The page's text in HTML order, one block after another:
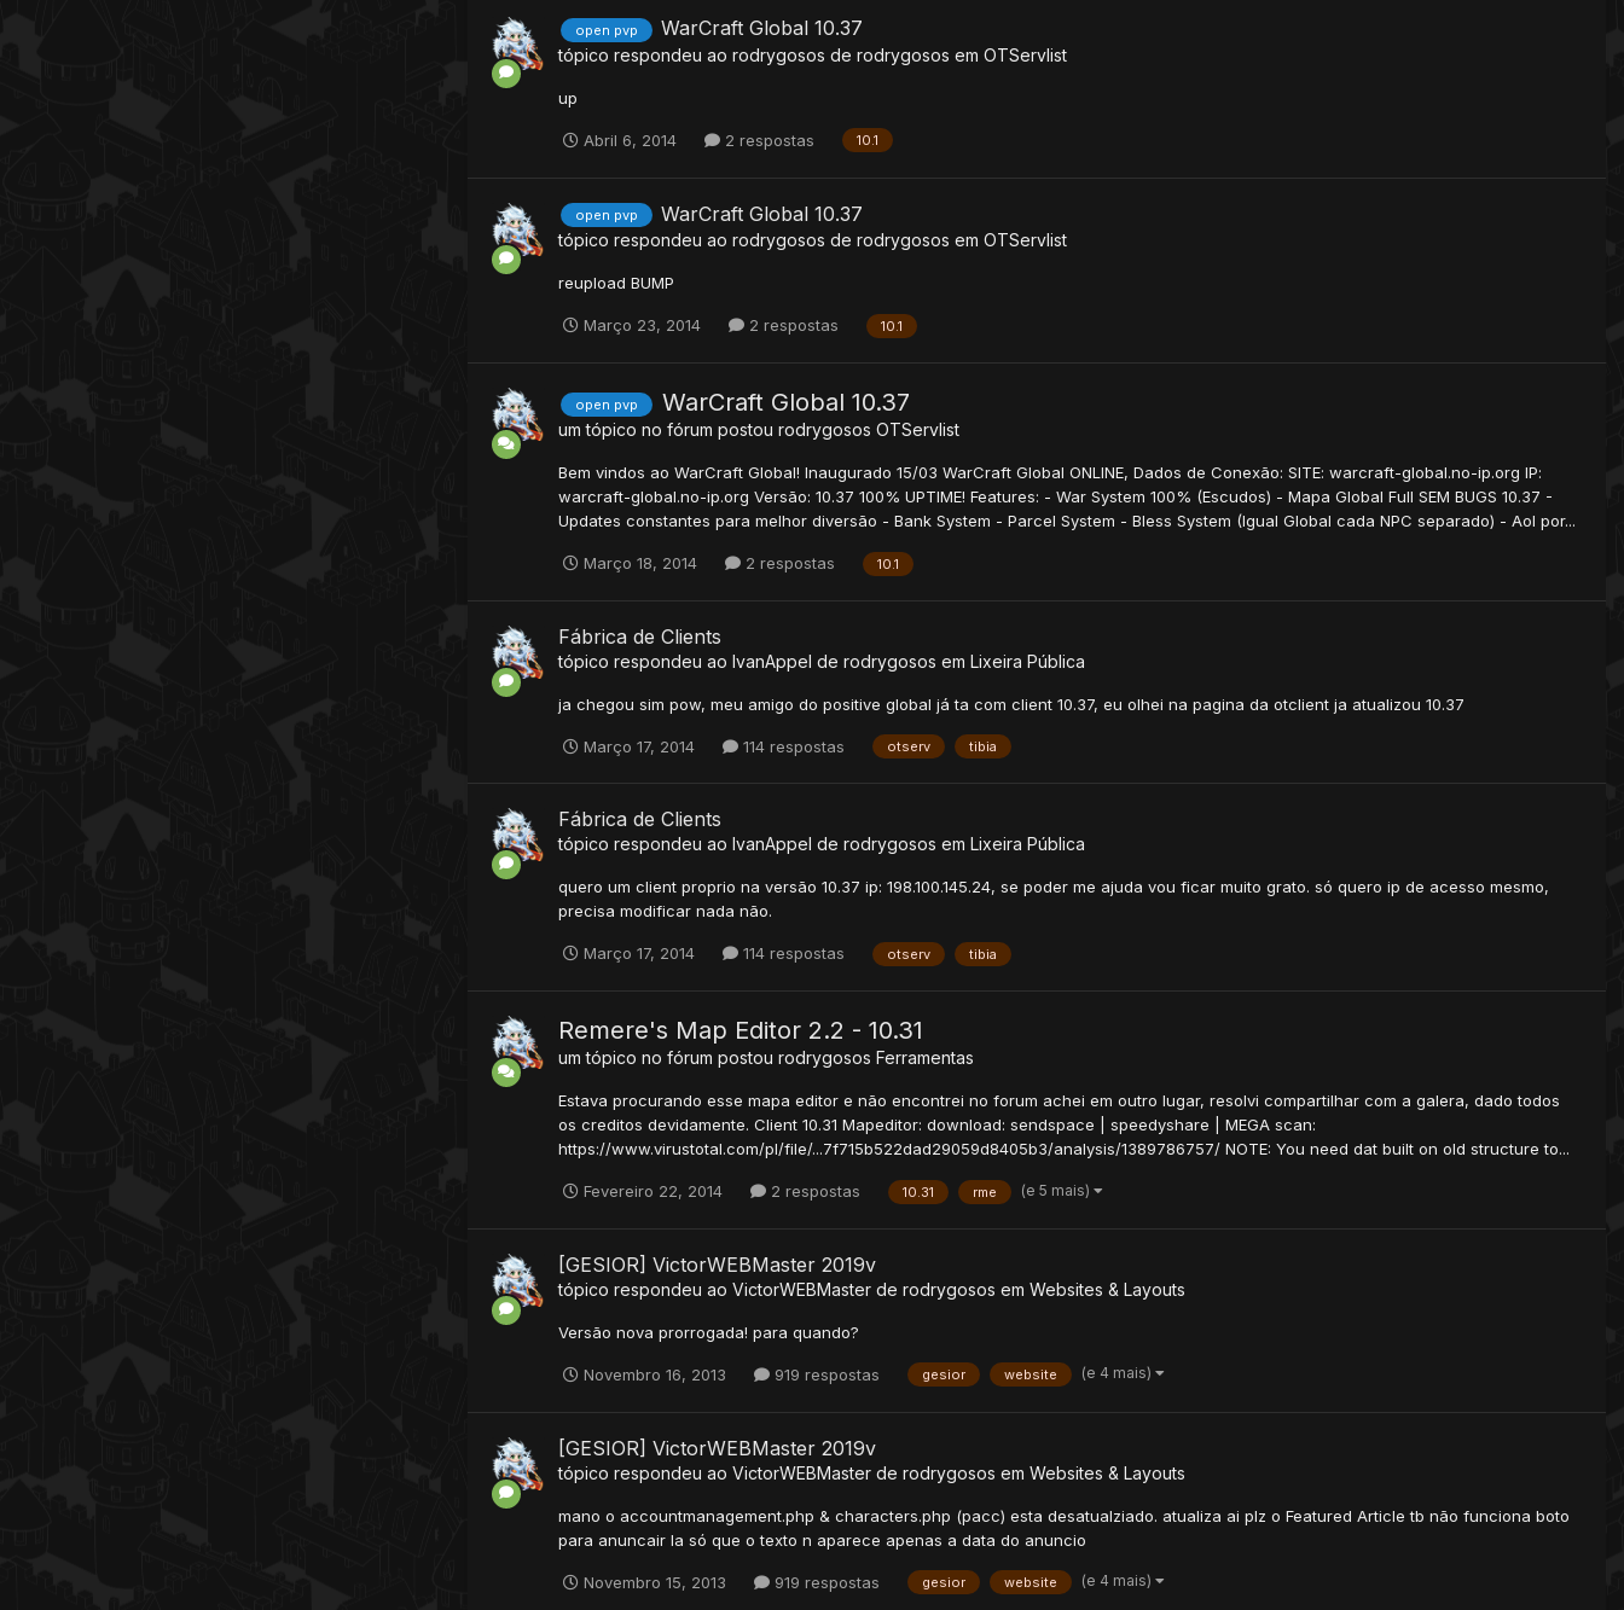
open pvp WarCraft Global 10.37
tópico respondeu ao rodrygosos de rodrygosos em OTServlist
up
Abril 6, 2014 2 respostas 10.1
open pvp WarCraft Global 10.37
tópico respondeu ao rodrygosos de rodrygosos em OTServlist
reupload BUMP
Março 23, 2014 2 respostas 10.1
open pvp WarCraft Global 10.37
um tópico no fórum postou rodrygosos OTServlist
Bem vindos ao WarCraft Global! Inaugurado 15/03 WarCraft Global ONLINE, Dados de Conexão: SITE: warcraft-global.no-ip.org IP:
warcraft-global.no-ip.org Versão: 10.37 100% UPTIME! Features: - War System 100% (Escudos) - Mapa Global Full SEM BUGS 10.37 -
Updates constantes para melhor diversão - Bank System - Parcel System - Bless System (Igual Global cada NPC separado) - Aol por...
Março 18, 2014 2 respostas 10.1
Fábrica de Clients
tópico respondeu ao IvanAppel de rodrygosos em Lixeira Pública
ja chegou sim pow, meu amigo do positive global já ta com client 10.37, eu olhei na pagina da otclient ja atualizou 10.37
Março 17, 2014 114 respostas otserv tibia
Fábrica de Clients
tópico respondeu ao IvanAppel de rodrygosos em Lixeira Pública
quero um client proprio na versão 10.37 ip: 198.100.145.24, se poder me ajuda vou ficar muito grato. só quero ip de acesso mesmo,
precisa modificar nada não.
Março 17, 2014 114 respostas otserv tibia
Remere's Map Editor 2.2 - 10.31
um tópico no fórum postou rodrygosos Ferramentas
Estava procurando esse mapa editor e não encontrei no forum achei em outro lugar, resolvi compartilhar com a galera, dado todos
os creditos devidamente. Client 10.31 Mapeditor: download: sendspace | speedyshare | MEGA scan:
https://www.virustotal.com/pl/file/...7f715b522dad29059d8405b3/analysis/1389786757/ NOTE: You need dat built on old structure to...
Fevereiro 22, 2014 2 respostas 10.31 rme (e 5 mais)
[GESIOR] VictorWEBMaster 2019v
tópico respondeu ao VictorWEBMaster de rodrygosos em Websites & Layouts
Versão nova prorrogada! para quando?
Novembro 16, 2013 919 respostas gesior website (e 4 mais)
[GESIOR] VictorWEBMaster 2019v
tópico respondeu ao VictorWEBMaster de rodrygosos em Websites & Layouts
mano o accountmanagement.php & characters.php (pacc) esta desatualziado. atualiza ai plz o Featured Article tb não funciona boto
para anuncair la só que o texto n aparece apenas a data do anuncio
Novembro 15, 2013 919 respostas gesior website (e 4 mais)